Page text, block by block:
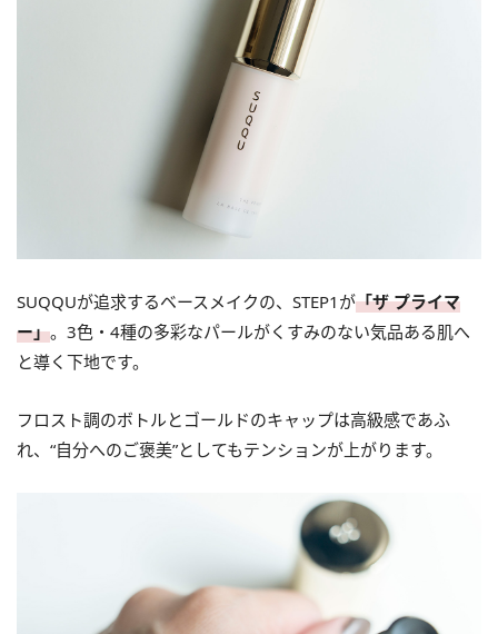
SUQQUが追求するベースメイクの、STEP1が「ザ プライマ
ー」。3色・4種の多彩なパールがくすみのない気品ある肌へ
と導く下地です。
フロスト調のボトルとゴールドのキャップは高級感であふ
れ、“自分へのご褒美”としてもテンションが上がります。